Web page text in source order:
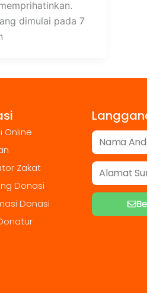
dimulai pada 7
Online
Zakat
Donasi
Donasi